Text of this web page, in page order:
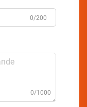
0/200
0/1000